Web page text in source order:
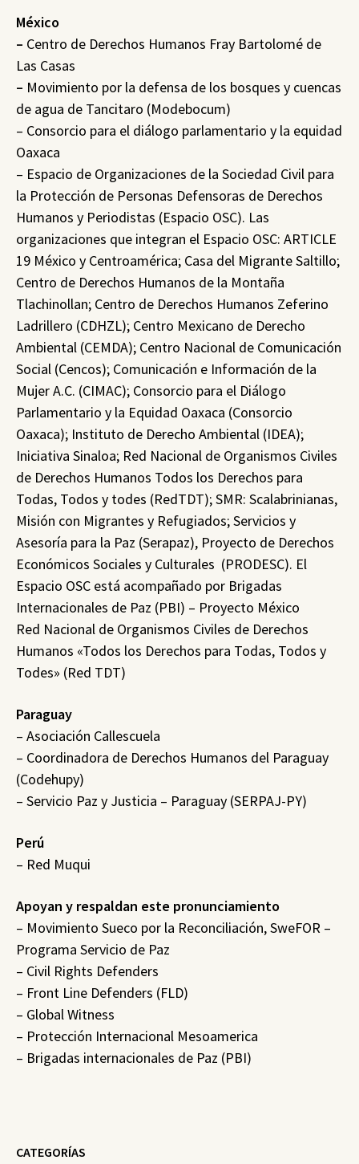
México
– Centro de Derechos Humanos Fray Bartolomé de
Las Casas
– Movimiento por la defensa de los bosques y cuencas
de agua de Tancitaro (Modebocum)
– Consorcio para el diálogo parlamentario y la equidad
Oaxaca
– Espacio de Organizaciones de la Sociedad Civil para
la Protección de Personas Defensoras de Derechos
Humanos y Periodistas (Espacio OSC). Las
organizaciones que integran el Espacio OSC: ARTICLE
19 México y Centroamérica; Casa del Migrante Saltillo;
Centro de Derechos Humanos de la Montaña
Tlachinollan; Centro de Derechos Humanos Zeferino
Ladrillero (CDHZL); Centro Mexicano de Derecho
Ambiental (CEMDA); Centro Nacional de Comunicación
Social (Cencos); Comunicación e Información de la
Mujer A.C. (CIMAC); Consorcio para el Diálogo
Parlamentario y la Equidad Oaxaca (Consorcio
Oaxaca); Instituto de Derecho Ambiental (IDEA);
Iniciativa Sinaloa; Red Nacional de Organismos Civiles
de Derechos Humanos Todos los Derechos para
Todas, Todos y todes (RedTDT); SMR: Scalabrinianas,
Misión con Migrantes y Refugiados; Servicios y
Asesoría para la Paz (Serapaz), Proyecto de Derechos
Económicos Sociales y Culturales (PRODESC). El
Espacio OSC está acompañado por Brigadas
Internacionales de Paz (PBI) – Proyecto México
Red Nacional de Organismos Civiles de Derechos
Humanos «Todos los Derechos para Todas, Todos y
Todes» (Red TDT)
Paraguay
– Asociación Callescuela
– Coordinadora de Derechos Humanos del Paraguay
(Codehupy)
– Servicio Paz y Justicia – Paraguay (SERPAJ-PY)
Perú
– Red Muqui
Apoyan y respaldan este pronunciamiento
– Movimiento Sueco por la Reconciliación, SweFOR –
Programa Servicio de Paz
– ⁠Civil Rights Defenders
– ⁠Front Line Defenders (FLD)
– Global Witness
– ⁠Protección Internacional Mesoamerica
– ⁠Brigadas internacionales de Paz (PBI)
CATEGORÍAS